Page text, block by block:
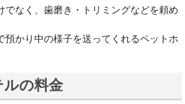
でなく、歯磨き・トリミングなどを頼め
預かり中の様子を送ってくれるペットホ
の料金